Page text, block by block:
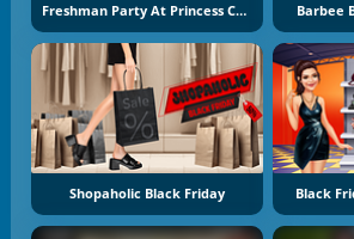
Freshman Party At Princess College Barbee
Shopaholic Black Friday Black